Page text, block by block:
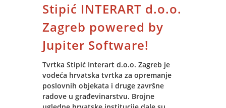
okončan velikim zalaganjem djelatnika
PZ Osatina i Spin konzultanta.
Razvojni sektor uspješno je riješio sve
dodatne zahtjeve korisnika, a razvijeni
silosno poslovanje, veterirnarsko
poslovanje, povezivanje s Delawal
sustavom za upravljanje farmom,
Stipić INTERART d.o.o.
Zagreb powered by
Jupiter Software!
Tvrtka Stipić Interart d.o.o. Zagreb je
vodeća hrvatska tvrtka za opremanje
poslovnih objekata i druge završne
radove u građevinarstvu. Brojne